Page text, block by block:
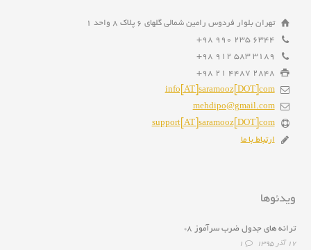
تهران بلوار فردوس رامین شمالی گلهای ۶ پلاک ۸ واحد ۱
6344 235 990 98+
3189 583 912 98+
2848 4487 21 98+
info[AT]saramooz[DOT]com
mehdipo@gmail.com
support[AT]saramooz[DOT]com
ارتباط با ما
ویدئوها
ترانه هاى جدول ضرب سرآموز ۸*
۱۷ آذر ۱۳۹۵ 1